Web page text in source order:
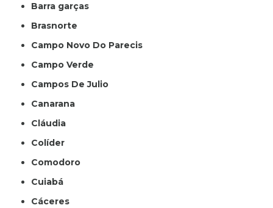
Barra garças
Brasnorte
Campo Novo Do Parecis
Campo Verde
Campos De Julio
Canarana
Cláudia
Colíder
Comodoro
Cuiabá
Cáceres